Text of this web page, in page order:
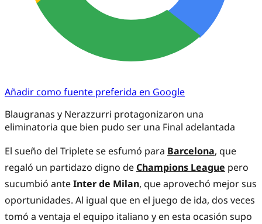
Añadir como fuente preferida en Google
Blaugranas y Nerazzurri protagonizaron una
eliminatoria que bien pudo ser una Final adelantada
El sueño del Triplete se esfumó para Barcelona, que
regaló un partidazo digno de Champions League pero
sucumbió anteInter de Milan, que aprovechó mejor sus
oportunidades. Al igual que en el juego de ida, dos veces
tomó a ventaja el equipo italiano y en esta ocasión supo